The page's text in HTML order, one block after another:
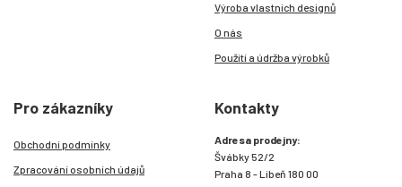
Výroba vlastních designů
O nás
Použití a údržba výrobků
Pro zákazníky
Obchodní podmínky
Zpracování osobních údajů
Kontakty
Adresa prodejny:
Švábky 52/2
Praha 8 - Libeň 180 00